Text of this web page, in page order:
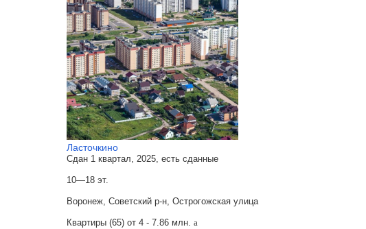
Ласточкино
Сдан 1 квартал, 2025, есть сданные
10—18 эт.
Воронеж, Советский р-н, Острогожская улица
Квартиры (65) от 4 - 7.86 млн. a